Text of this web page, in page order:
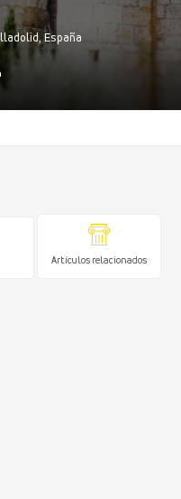
España
Artículos relacionados